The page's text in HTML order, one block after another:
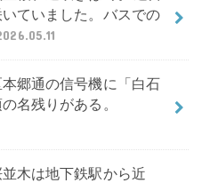
ていました。バスでの
郷通の信号機に「白石
名残りがある。
木は地下鉄駅から近